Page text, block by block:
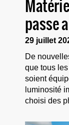
passe
29 juillet
De
que tous
soient
luminosité
choisi des